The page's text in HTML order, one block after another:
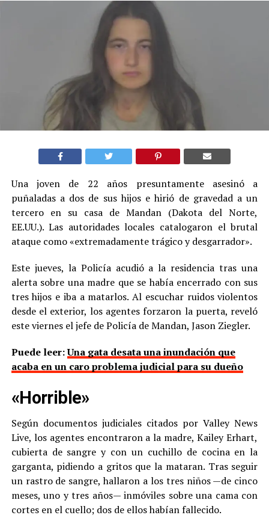
Una joven de 22 años presuntamente asesinó a
puñaladas a dos de sus hijos e hirió de gravedad a un
tercero en su casa de Mandan (Dakota del Norte,
EE.UU.). Las autoridades locales catalogaron el brutal
ataque como «extremadamente trágico y desgarrador».
Este jueves, la Policía acudió a la residencia tras una
alerta sobre una madre que se había encerrado con sus
tres hijos e iba a matarlos. Al escuchar ruidos violentos
desde el exterior, los agentes forzaron la puerta, reveló
este viernes el jefe de Policía de Mandan, Jason Ziegler.
Puede leer:Una gata desata una inundación que
acaba en un caro problema judicial para su dueño
«Horrible»
Según documentos judiciales citados por Valley News
Live, los agentes encontraron a la madre, Kailey Erhart,
cubierta de sangre y con un cuchillo de cocina en la
garganta, pidiendo a gritos que la mataran. Tras seguir
un rastro de sangre, hallaron a los tres niños —de cinco
meses, uno y tres años— inmóviles sobre una cama con
cortes en el cuello; dos de ellos habían fallecido.